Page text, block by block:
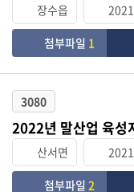
장수읍
첨부파일 1
3080
2022년 말산업 육성
산서면
첨부파일 2